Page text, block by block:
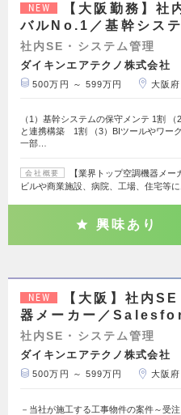
NEW
【大阪勤務】社
バルNo.1／基幹シス
社内SE・システム管理
ダイキンエアテクノ株式会社
500万円 ～ 599万円 大阪府
（1）基幹システムの保守メンテ 1割
と連携構築 1割 （3）BIツールやワ
一部…
会社概要
【業界トップ空調機器メ
ビルや商業施設、病院、工場、住宅等
興味あり
NEW
【大阪】社内
器メーカー／
社内SE・システム管理
ダイキンエアテクノ株式会社
500万円 ～ 599万円 大阪府
－当社が施工する工事物件の案件～受